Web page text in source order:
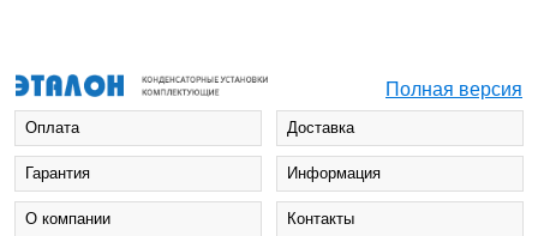
Полная версия
Оплата Доставка
Гарантия Информация
О компании Контакты